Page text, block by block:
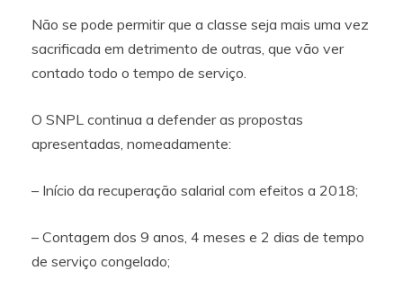
Não se pode permitir que a classe seja mais uma vez
sacrificada em detrimento de outras, que vão ver
contado todo o tempo de serviço.
O SNPL continua a defender as propostas
apresentadas, nomeadamente:
– Início da recuperação salarial com efeitos a 2018;
– Contagem dos 9 anos, 4 meses e 2 dias de tempo
de serviço congelado;